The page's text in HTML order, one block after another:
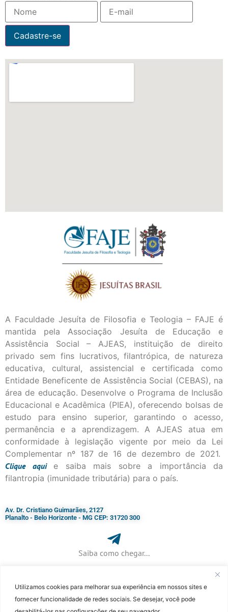
Utilizamos cookies para melhorar sua experiência em nossos sites e
fornecer funcionalidade de redes sociais. Se desejar, você pode
A Faculdade Jesuíta de Filosofia e Teologia – FAJE é
mantida pela Associação Jesuíta de Educação e
Assistência Social – AJEAS, instituição de direito
privado sem fins lucrativos, filantrópica, de natureza
educativa, cultural, assistencial e certificada como
Entidade Beneficente de Assistência Social (CEBAS), na
área de educação. Desenvolve o Programa de Inclusão
Educacional e Acadêmica (PIEA), oferecendo bolsas de
estudo para ensino superior, garantindo o acesso,
permanência e a aprendizagem. A AJEAS atua em
conformidade à legislação vigente por meio da Lei
Complementar nº 187 de 16 de dezembro de 2021.
Cliqueaqui
e saiba mais sobre a importância da
filantropia (imunidade tributária) para o país.
Av. Dr. Cristiano Guimarães, 2127
Planalto - Belo Horizonte - MG CEP: 31720 300
Saiba como chegar...
+ 55 (31) 3115-7000​